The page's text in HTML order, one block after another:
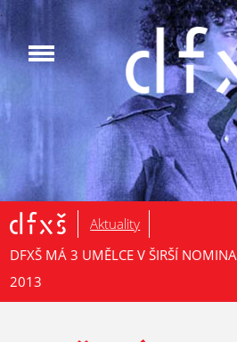
.
Aktuality
DFXŠ MÁ 3 UMĚLCE V ŠIRŠÍ
2013